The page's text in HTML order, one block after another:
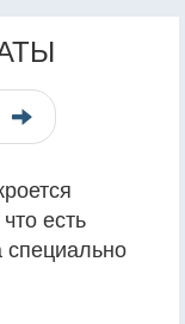
есть
специально